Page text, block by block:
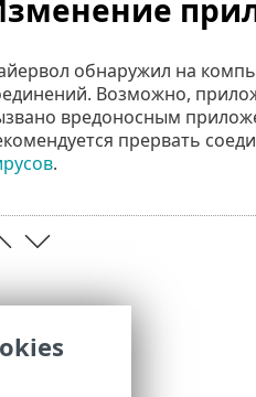
обнаружил на
Возможно,
вредоносным
прервать
.